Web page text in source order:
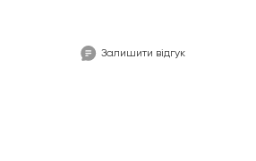
Залишити відгук